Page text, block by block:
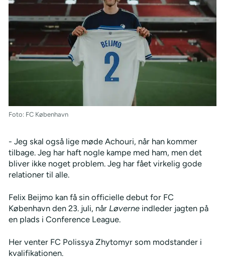
Foto: FC København
- Jeg skal også lige møde Achouri, når han kommer
tilbage. Jeg har haft nogle kampe med ham, men det
bliver ikke noget problem. Jeg har fået virkelig gode
relationer til alle.
Felix Beijmo kan få sin officielle debut for FC
København den 23. juli, når Løverneindleder jagten på
en plads i Conference League.
Her venter FC Polissya Zhytomyr som modstander i
kvalifikationen.